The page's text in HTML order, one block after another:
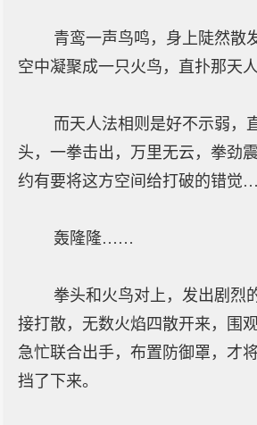
青鸾一声鸟鸣，身上陡然散
空中凝聚成一只火鸟，直扑那天人
而天人法相则是好不示弱，
头，一拳击出，万里无云，拳劲
约有要将这方空间给打破的错
轰隆隆……
拳头和火鸟对上，发出剧烈
接打散，无数火焰四散开来，围
急忙联合出手，布置防御罩，才
挡了下来。